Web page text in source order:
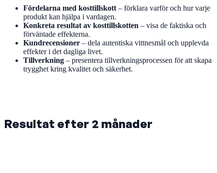
Fördelarna med kosttillskott – förklara varför och hur varje
produkt kan hjälpa i vardagen.
Konkreta resultat av kosttillskotten – visa de faktiska och
förväntade effekterna.
Kundrecensioner – dela autentiska vittnesmål och upplevda
effekter i det dagliga livet.
Tillverkning – presentera tillverkningsprocessen för att skapa
trygghet kring kvalitet och säkerhet.
Resultat efter 2 månader